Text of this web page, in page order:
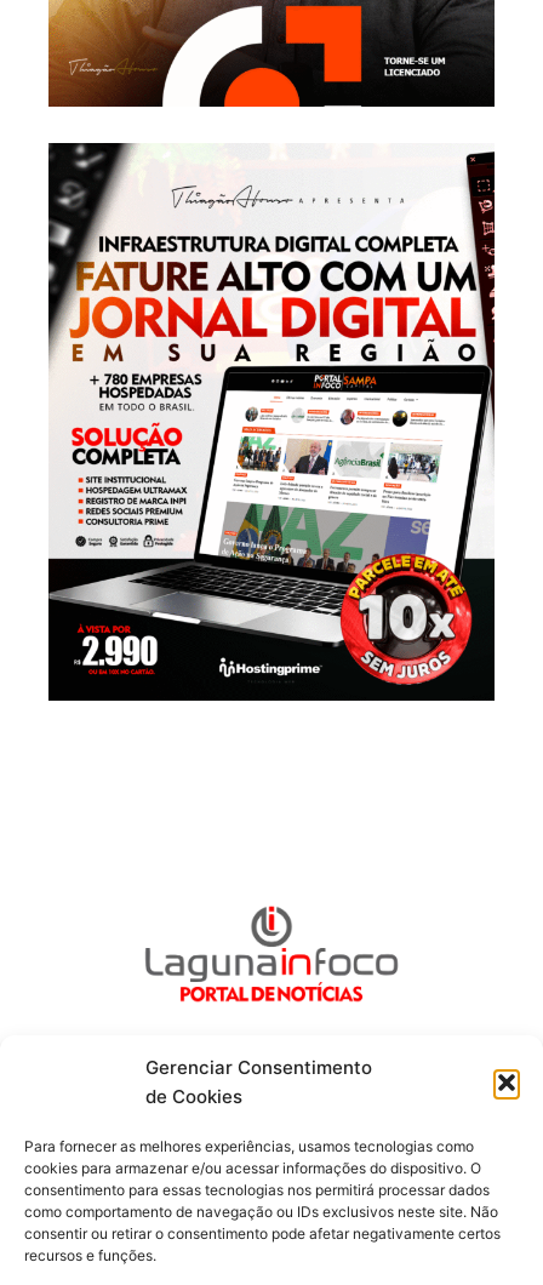
Gerenciar Consentimento
de Cookies
Para fornecer as melhores experiências, usamos tecnologias como
cookies para armazenar e/ou acessar informações do dispositivo. O
consentimento para essas tecnologias nos permitirá processar dados
como comportamento de navegação ou IDs exclusivos neste site. Não
consentir ou retirar o consentimento pode afetar negativamente certos
recursos e funções.
Siga-nos